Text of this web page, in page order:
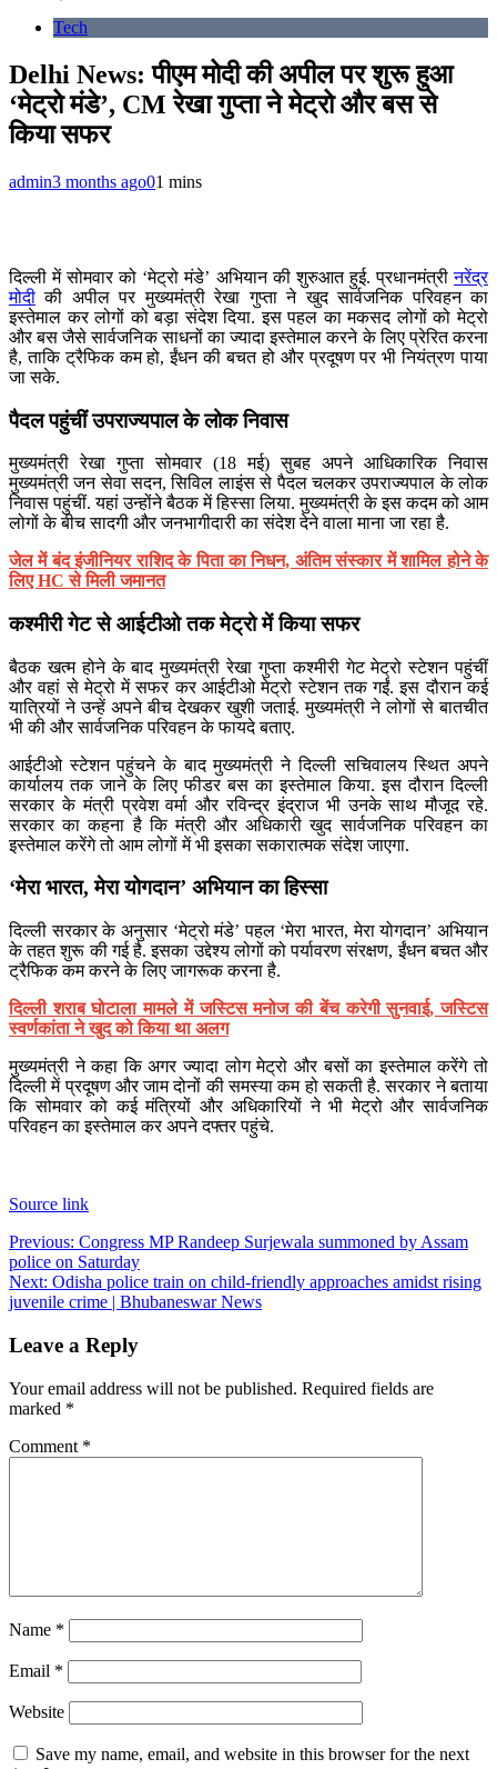
Tech
Delhi News: पीएम मोदी की अपील पर शुरू हुआ
‘मेट्रो मंडे’, CM रेखा गुप्ता ने मेट्रो और बस से
किया सफर
admin3 months ago01 mins
दिल्ली में सोमवार को ‘मेट्रो मंडे’ अभियान की शुरुआत हुई. प्रधानमंत्रीनरेंद्र
मोदी की अपील पर मुख्यमंत्री रेखा गुप्ता ने खुद सार्वजनिक परिवहन का
इस्तेमाल कर लोगों को बड़ा संदेश दिया. इस पहल का मकसद लोगों को मेट्रो
और बस जैसे सार्वजनिक साधनों का ज्यादा इस्तेमाल करने के लिए प्रेरित करना
है, ताकि ट्रैफिक कम हो, ईंधन की बचत हो और प्रदूषण पर भी नियंत्रण पाया
जा सके.
पैदल पहुंचीं उपराज्यपाल के लोक निवास
मुख्यमंत्री रेखा गुप्ता सोमवार (18 मई) सुबह अपने आधिकारिक निवास
मुख्यमंत्री जन सेवा सदन, सिविल लाइंस से पैदल चलकर उपराज्यपाल के लोक
निवास पहुंचीं. यहां उन्होंने बैठक में हिस्सा लिया. मुख्यमंत्री के इस कदम को आम
लोगों के बीच सादगी और जनभागीदारी का संदेश देने वाला माना जा रहा है.
जेल में बंद इंजीनियर राशिद के पिता का निधन, अंतिम संस्कार में शामिल होने के
लिए HC से मिली जमानत
कश्मीरी गेट से आईटीओ तक मेट्रो में किया सफर
बैठक खत्म होने के बाद मुख्यमंत्री रेखा गुप्ता कश्मीरी गेट मेट्रो स्टेशन पहुंचीं
और वहां से मेट्रो में सफर कर आईटीओ मेट्रो स्टेशन तक गईं. इस दौरान कई
यात्रियों ने उन्हें अपने बीच देखकर खुशी जताई. मुख्यमंत्री ने लोगों से बातचीत
भी की और सार्वजनिक परिवहन के फायदे बताए.
आईटीओ स्टेशन पहुंचने के बाद मुख्यमंत्री ने दिल्ली सचिवालय स्थित अपने
कार्यालय तक जाने के लिए फीडर बस का इस्तेमाल किया. इस दौरान दिल्ली
सरकार के मंत्री प्रवेश वर्मा और रविन्द्र इंद्राज भी उनके साथ मौजूद रहे.
सरकार का कहना है कि मंत्री और अधिकारी खुद सार्वजनिक परिवहन का
इस्तेमाल करेंगे तो आम लोगों में भी इसका सकारात्मक संदेश जाएगा.
‘मेरा भारत, मेरा योगदान’ अभियान का हिस्सा
दिल्ली सरकार के अनुसार ‘मेट्रो मंडे’ पहल ‘मेरा भारत, मेरा योगदान’ अभियान
के तहत शुरू की गई है. इसका उद्देश्य लोगों को पर्यावरण संरक्षण, ईंधन बचत और
ट्रैफिक कम करने के लिए जागरूक करना है.
दिल्ली शराब घोटाला मामले में जस्टिस मनोज की बेंच करेगी सुनवाई, जस्टिस
स्वर्णकांता ने खुद को किया था अलग
मुख्यमंत्री ने कहा कि अगर ज्यादा लोग मेट्रो और बसों का इस्तेमाल करेंगे तो
दिल्ली में प्रदूषण और जाम दोनों की समस्या कम हो सकती है. सरकार ने बताया
कि सोमवार को कई मंत्रियों और अधिकारियों ने भी मेट्रो और सार्वजनिक
परिवहन का इस्तेमाल कर अपने दफ्तर पहुंचे.
Source link
Post
navigation
Previous: Congress MP Randeep Surjewala summoned by Assam
police on Saturday
Next: Odisha police train on child-friendly approaches amidst rising
juvenile crime | Bhubaneswar News
Leave a Reply
Your email address will not be published. Required fields are
marked *
Comment *
Name *
Email *
Website
Save my name, email, and website in this browser for the next